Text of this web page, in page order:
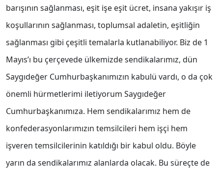
barışının sağlanması, eşit işe eşit ücret, insana yakışır iş
koşullarının sağlanması, toplumsal adaletin, eşitliğin
sağlanması gibi çeşitli temalarla kutlanabiliyor. Biz de 1
Mayıs’ı bu çerçevede ülkemizde sendikalarımız, dün
Saygıdeğer Cumhurbaşkanımızın kabulü vardı, o da çok
önemli hürmetlerimi iletiyorum Saygıdeğer
Cumhurbaşkanımıza. Hem sendikalarımız hem de
konfederasyonlarımızın temsilcileri hem işçi hem
işveren temsilcilerinin katıldığı bir kabul oldu. Böyle
yarın da sendikalarımız alanlarda olacak. Bu süreçte de